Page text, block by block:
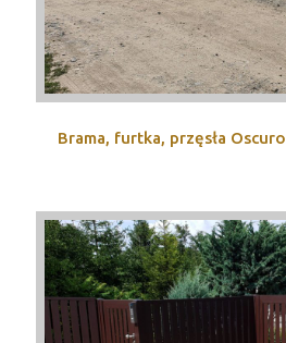
Brama, furtka, przęsła Oscuro